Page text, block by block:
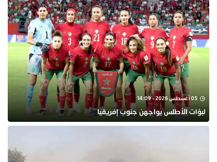
05 أغسطس 2026 - 14:09
لبؤات الأطلس يواجهن جنوب إفريقيا